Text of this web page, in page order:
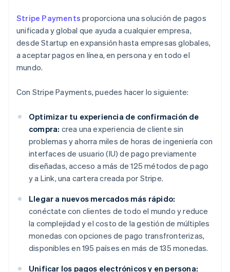
Stripe Payments proporciona una solución de pagos
unificada y global que ayuda a cualquier empresa,
desde Startup en expansión hasta empresas globales,
a aceptar pagos en línea, en persona y en todo el
mundo.
Con Stripe Payments, puedes hacer lo siguiente:
Optimizar tu experiencia de confirmación de
compra: crea una experiencia de cliente sin
problemas y ahorra miles de horas de ingeniería con
interfaces de usuario (IU) de pago previamente
diseñadas, acceso a más de 125 métodos de pago
y a Link, una cartera creada por Stripe.
Llegar a nuevos mercados más rápido:
conéctate con clientes de todo el mundo y reduce
la complejidad y el costo de la gestión de múltiples
monedas con opciones de pago transfronterizas,
disponibles en 195 países en más de 135 monedas.
Unificar los pagos electrónicos y en persona: